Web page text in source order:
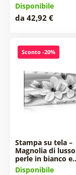
Disponibile
da 42,92 €
Sconto -20%
Stampa su tela –
Magnolia di
perle in bianco
Disponibile